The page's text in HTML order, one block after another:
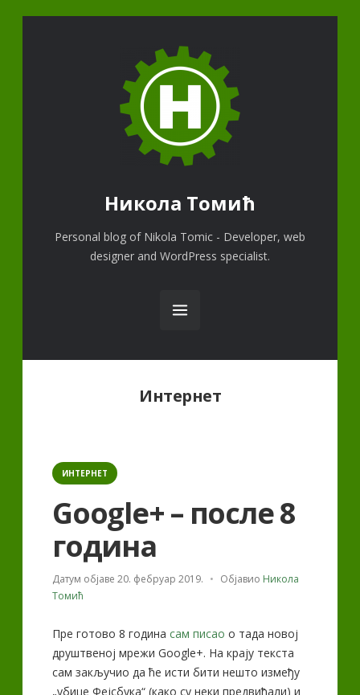
Никола Томић
Personal blog of Nikola Tomic - Developer, web
designer and WordPress specialist.
Category:
Интернет
Categories
ИНТЕРНЕТ
Google+ – после 8
година
Датум објаве20. фебруар 2019. Објавио Никола
Томић
Пре готово 8 годинасам писао о тада новој
друштвеној мрежи Google+. На крају текста
сам закључио да ће исти бити нешто између
„убице Фејсбука“ (како су неки предвиђали) и